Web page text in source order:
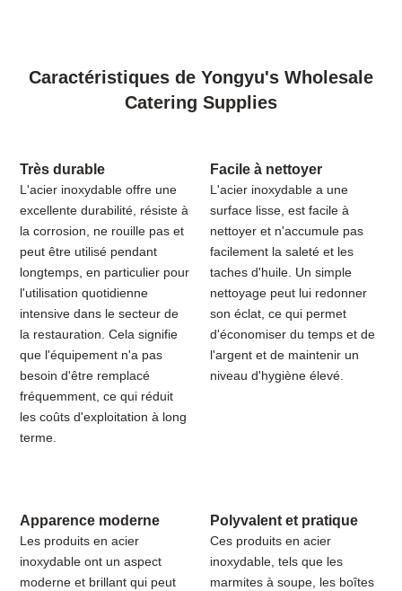
Caractéristiques de Yongyu's Wholesale
Catering Supplies
Très durable
L'acier inoxydable offre une
excellente durabilité, résiste à
la corrosion, ne rouille pas et
peut être utilisé pendant
longtemps, en particulier pour
l'utilisation quotidienne
intensive dans le secteur de
la restauration. Cela signifie
que l'équipement n'a pas
besoin d'être remplacé
fréquemment, ce qui réduit
les coûts d'exploitation à long
terme.
Facile à nettoyer
L'acier inoxydable a une
surface lisse, est facile à
nettoyer et n'accumule pas
facilement la saleté et les
taches d'huile. Un simple
nettoyage peut lui redonner
son éclat, ce qui permet
d'économiser du temps et de
l'argent et de maintenir un
niveau d'hygiène élevé.
Apparence moderne
Les produits en acier
inoxydable ont un aspect
moderne et brillant qui peut
Polyvalent et pratique
Ces produits en acier
inoxydable, tels que les
marmites à soupe, les boîtes